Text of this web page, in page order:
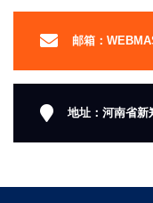
邮箱：
地址：河南省新